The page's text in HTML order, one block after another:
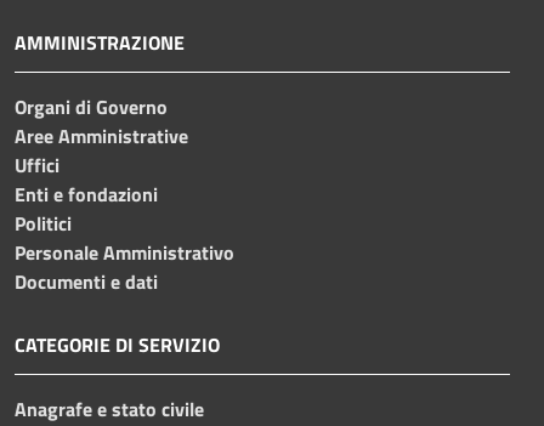
AMMINISTRAZIONE
Organi di Governo
Aree Amministrative
Uffici
Enti e fondazioni
Politici
Personale Amministrativo
Documenti e dati
CATEGORIE DI SERVIZIO
Anagrafe e stato civile